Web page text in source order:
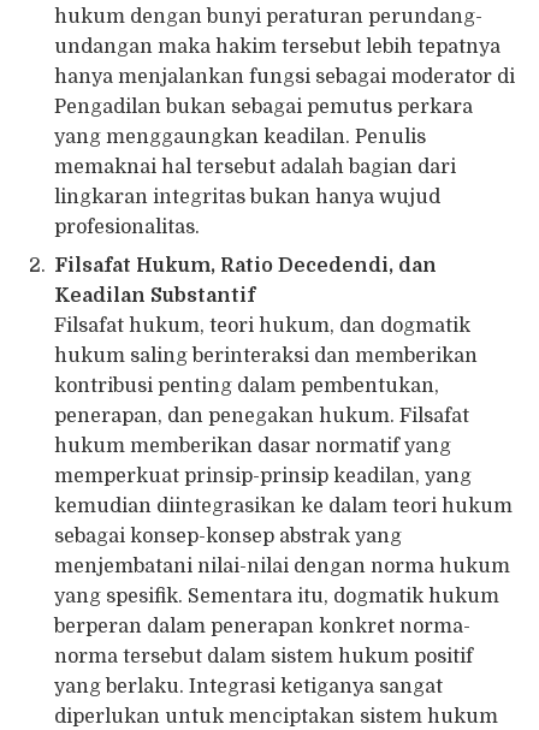
hukum dengan bunyi peraturan perundang-
undangan maka hakim tersebut lebih tepatnya
hanya menjalankan fungsi sebagai moderator di
Pengadilan bukan sebagai pemutus perkara
yang menggaungkan keadilan. Penulis
memaknai hal tersebut adalah bagian dari
lingkaran integritas bukan hanya wujud
profesionalitas.
Filsafat Hukum, Ratio Decedendi, dan
Keadilan Substantif
Filsafat hukum, teori hukum, dan dogmatik
hukum saling berinteraksi dan memberikan
kontribusi penting dalam pembentukan,
penerapan, dan penegakan hukum. Filsafat
hukum memberikan dasar normatif yang
memperkuat prinsip-prinsip keadilan, yang
kemudian diintegrasikan ke dalam teori hukum
sebagai konsep-konsep abstrak yang
menjembatani nilai-nilai dengan norma hukum
yang spesifik. Sementara itu, dogmatik hukum
berperan dalam penerapan konkret norma-
norma tersebut dalam sistem hukum positif
yang berlaku. Integrasi ketiganya sangat
diperlukan untuk menciptakan sistem hukum